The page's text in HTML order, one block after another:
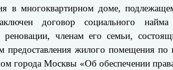
в многоквартирном доме, подле
договор социального
членам его семьи,
жилого помещения по
города Москвы «Об обеспечении